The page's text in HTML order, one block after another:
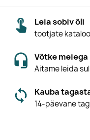
Leia sobiv õli
tootjate
Võtke
Aitame leida
Kauba
14-päevane